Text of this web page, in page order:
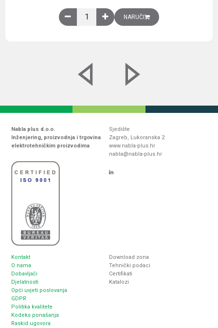
Obična montažna ploča V1000xŠ800mm,
NARUČI
Nabla plus d.o.o.
Inženjering, proizvodnja i trgovina
elektrotehničkim proizvodima
Sjedište
Zagreb, Lukoranska 2
www.nabla-plus.hr
nabla@nabla-plus.hr
Kontakt
O nama
Dobavljači
Djelatnosti
Opći uvjeti poslovanja
GDPR
Politika kvalitete
Kodeks ponašanja
Raskid ugovora
Download zona
Tehnički podaci
Certifikati
Katalozi